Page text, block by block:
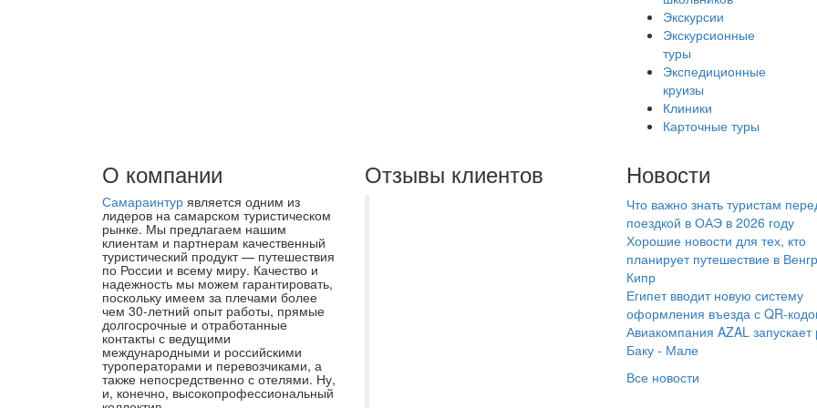
Экскурсии
Экскурсионные
туры
Экспедиционные
круизы
Клиники
Карточные туры
О компании
Самараинтур является одним из
лидеров на самарском туристическом
рынке. Мы предлагаем нашим
клиентам и партнерам качественный
туристический продукт — путешествия
по России и всему миру. Качество и
надежность мы можем гарантировать,
поскольку имеем за плечами более
чем 30-летний опыт работы, прямые
долгосрочные и отработанные
контакты с ведущими
международными и российскими
туроператорами и перевозчиками, а
также непосредственно с отелями. Ну,
и, конечно, высокопрофессиональный
Отзывы клиентов Новости
Что важно знать туристам
поездкой в ОАЭ в 2026 году
Хорошие новости для тех, кто
планирует путешествие в
Кипр
Египет вводит новую систему
оформления въезда с QR-
Авиакомпания AZAL
Баку - Мале
Все новости